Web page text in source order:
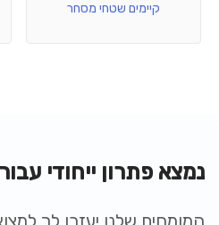
קיימים שטחי מסחר
נמצא פתרון ייחודי
המומחים שלנו יעזרו לך